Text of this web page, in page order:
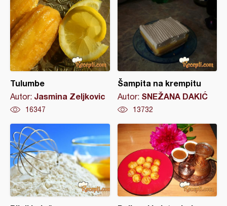
Tulumbe
Autor: Jasmina Zeljkovic
16347
Šampita na krempitu
Autor: SNEŽANA DAKIĆ
13732